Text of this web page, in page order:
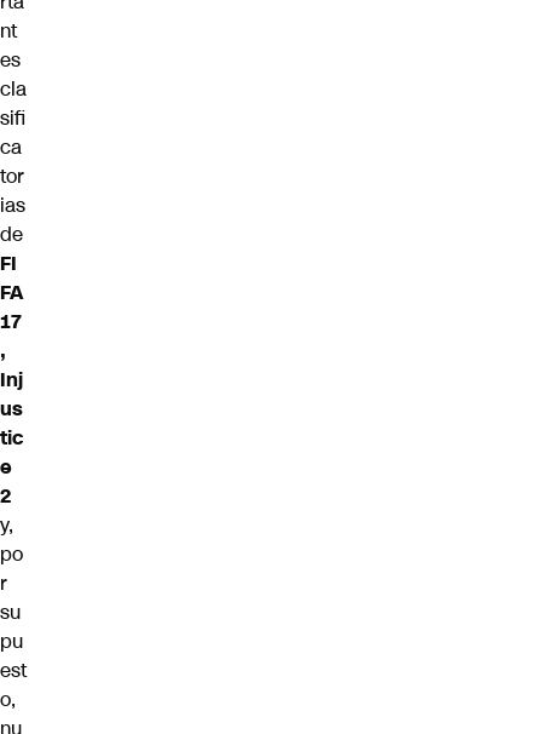
nt
es
cla
sifi
ca
tor
ias
de
FI
FA
17
,
Inj
us
tic
e
2
y,
po
r
su
pu
est
o,
nu